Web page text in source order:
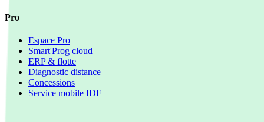
Pro
Espace Pro
Smart'Prog cloud
ERP & flotte
Diagnostic distance
Concessions
Service mobile IDF